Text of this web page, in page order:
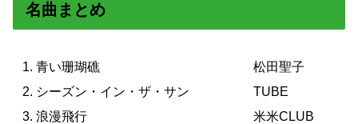
名曲まとめ
青い珊瑚礁 松田聖子
シーズン・イン・ザ・サン TUBE
浪漫飛行 米米CLUB